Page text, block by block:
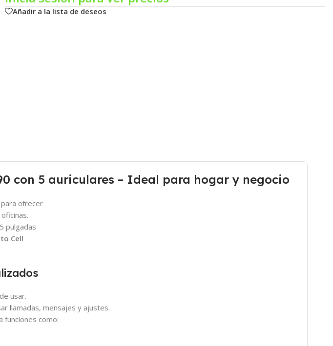
Añadir a la lista de deseos
con 5 auriculares – Ideal para hogar y negocio
ofrecer
pulgadas
Cell
usar.
llamadas, mensajes y ajustes.
funciones como: